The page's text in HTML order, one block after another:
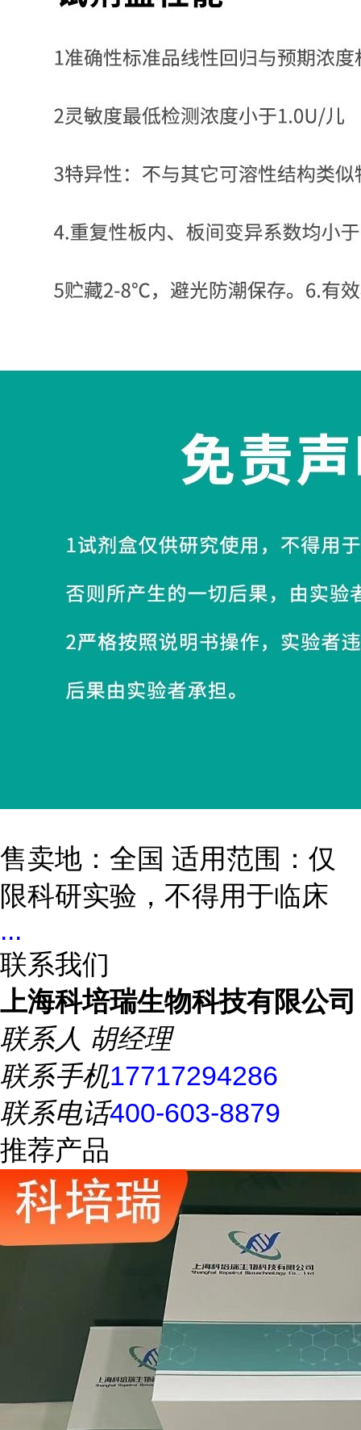
售卖地：全国 适用范围：仅
限科研实验，不得用于临床
...
联系我们
上海科培瑞生物科技有限公司
联系人 胡经理
联系手机17717294286
联系电话400-603-8879
推荐产品